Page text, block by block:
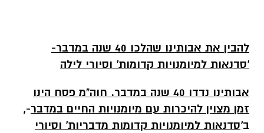
להבין את אבותינו שהלכו 40 שנה במדבר-
'סדנאות למיומנויות קדומות' וסיורי לילה
אבותינו נדדו 40 שנה במדבר. חוה"מ פסח הינו
זמן מצוין להיכרות עם מיומנויות החיים במדבר-,
ב'סדנאות למיומנויות קדומות מדבריות' וסיורי